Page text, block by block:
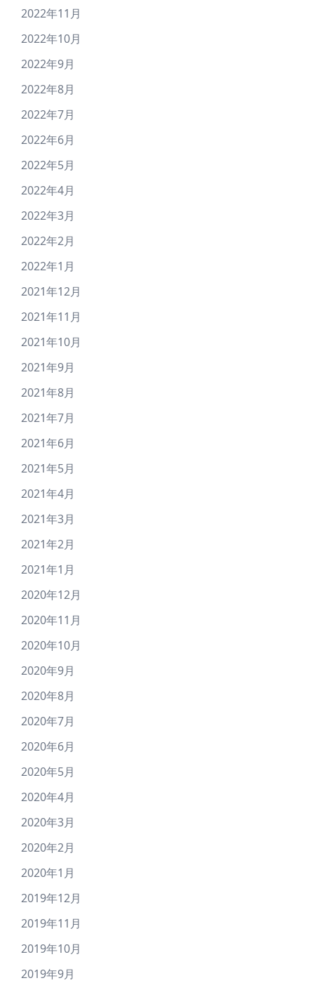
2022年11月
2022年10月
2022年9月
2022年8月
2022年7月
2022年6月
2022年5月
2022年4月
2022年3月
2022年2月
2022年1月
2021年12月
2021年11月
2021年10月
2021年9月
2021年8月
2021年7月
2021年6月
2021年5月
2021年4月
2021年3月
2021年2月
2021年1月
2020年12月
2020年11月
2020年10月
2020年9月
2020年8月
2020年7月
2020年6月
2020年5月
2020年4月
2020年3月
2020年2月
2020年1月
2019年12月
2019年11月
2019年10月
2019年9月